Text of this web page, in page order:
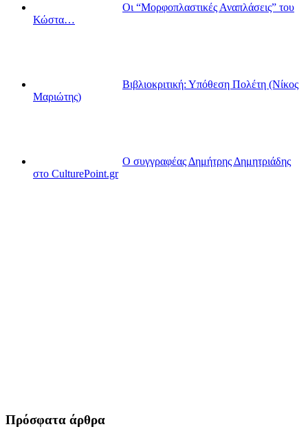
Οι “Μορφοπλαστικές Αναπλάσεις” του
Κώστα…
Βιβλιοκριτική: Υπόθεση Πολέτη (Νίκος
Μαριώτης)
Ο συγγραφέας Δημήτρης Δημητριάδης
στο CulturePoint.gr
Πρόσφατα άρθρα